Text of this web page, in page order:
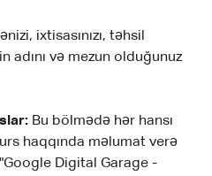
ixtisasınızı, təhsil
adını və mezun olduğunuz
Bu bölmədə hər hansı
haqqında məlumat verə
Digital Garage -